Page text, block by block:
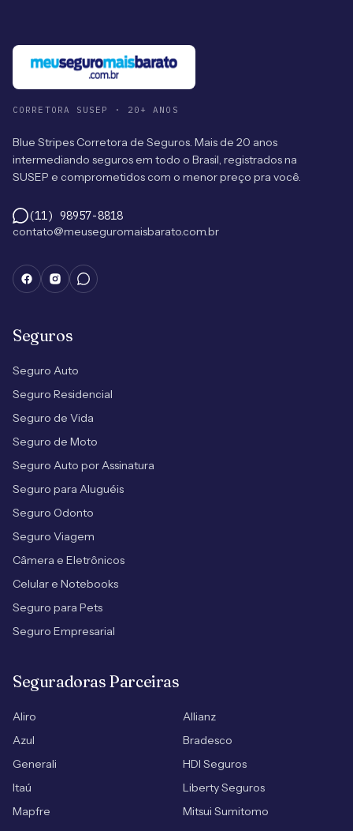
CORRETORA SUSEP · 20+ ANOS
Blue Stripes Corretora de Seguros. Mais de 20 anos
intermediando seguros em todo o Brasil, registrados na
SUSEP e comprometidos com o menor preço pra você.
(11) 98957-8818
contato@meuseguromaisbarato.com.br
Seguros
Seguro Auto
Seguro Residencial
Seguro de Vida
Seguro de Moto
Seguro Auto por Assinatura
Seguro para Aluguéis
Seguro Odonto
Seguro Viagem
Câmera e Eletrônicos
Celular e Notebooks
Seguro para Pets
Seguro Empresarial
Seguradoras Parceiras
Aliro
Allianz
Azul
Bradesco
Generali
HDI Seguros
Itaú
Liberty Seguros
Mapfre
Mitsui Sumitomo